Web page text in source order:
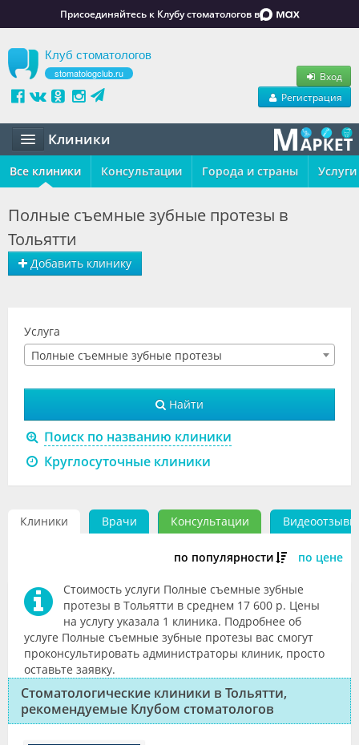
Присоединяйтесь к Клубу стоматологов в
Клуб стоматологов
stomatologclub.ru
Вход
Регистрация
Клиники
Статьи
Обучение
Вакансии
Объявления
Клиники
Специалисты
Все клиники Консультации Города и страны Услуги
Добавить клинику
Полные съемные зубные протезы в
Тольятти
Услуга
Полные съемные зубные протезы
Найти
Поиск по названию клиники
Круглосуточные клиники
Клиники Врачи Консультации Видеоотзывы
по популярности по цене
Стоимость услуги Полные съемные зубные
протезы в Тольятти в среднем 17 600 р. Цены
на услугу указала 1 клиника. Подробнее об
услуге Полные съемные зубные протезы вас смогут
проконсультировать администраторы клиник, просто
оставьте заявку.
Стоматологические клиники в Тольятти,
рекомендуемые Клубом стоматологов